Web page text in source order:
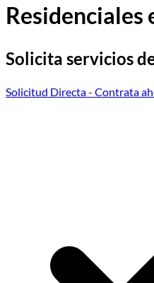
Residenciales
Solicita servicios
Solicitud Directa- Contrata